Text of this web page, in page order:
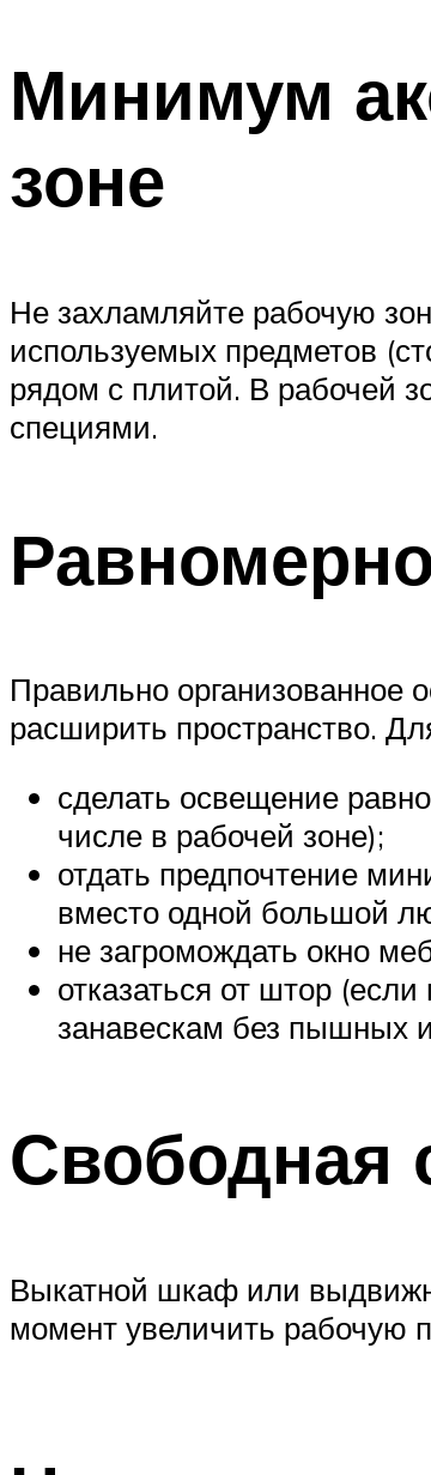
Минимум
зоне
Не захламляйте рабочую
используемых предметов
рядом с плитой. В рабочей
специями.
Правильно организованное
расширить пространство.
сделать освещение
числе в рабочей зоне);
отдать предпочтение
вместо одной большой
не загромождать окно
отказаться от штор
занавескам без пышных
Свободная
Выкатной шкаф или
момент увеличить рабочую